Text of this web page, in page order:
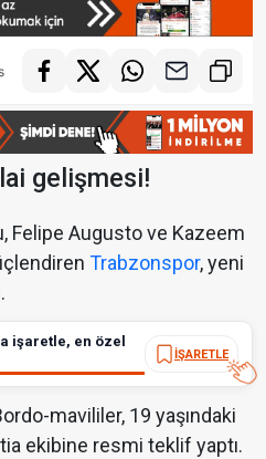
gelişmesi!
Felipe Augusto ve Kazeem
Trabzonspor, yeni
işaretle, en özel
İŞARETLE
mavililer, 19 yaşındaki
ekibine resmi teklif yaptı.